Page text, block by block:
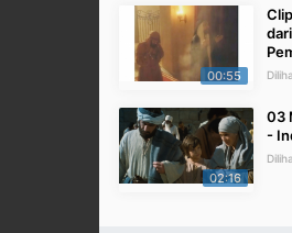
00:55
02:16
03
-